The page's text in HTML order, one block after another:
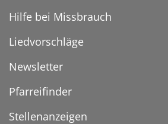
Hilfe bei Missbrauch
Liedvorschläge
Newsletter
Pfarreifinder
Stellenanzeigen